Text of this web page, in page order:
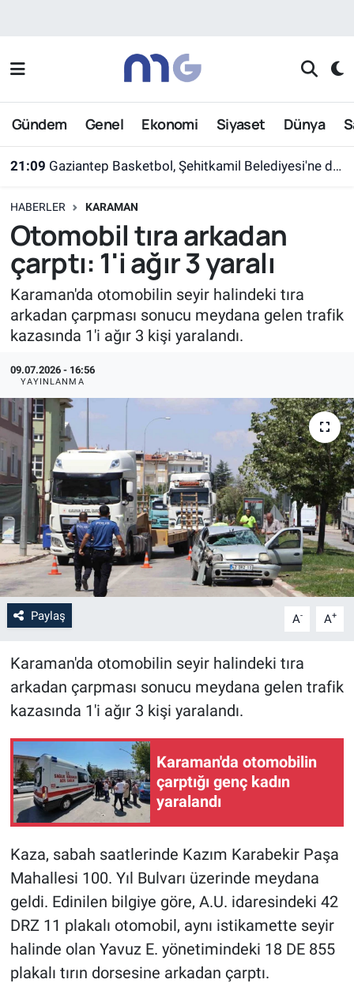
Gündem Genel Ekonomi Siyaset Dünya
21:09 Gaziantep Basketbol, Şehitkamil Belediyesi'ne devredildi
HABERLER KARAMAN
Otomobil tıra arkadan
çarptı: 1'i ağır 3 yaralı
Karaman'da otomobilin seyir halindeki tıra
arkadan çarpması sonucu meydana gelen trafik
kazasında 1'i ağır 3 kişi yaralandı.
09.07.2026 - 16:56
YAYINLANMA
Paylaş A- A+
Karaman'da otomobilin seyir halindeki tıra
arkadan çarpması sonucu meydana gelen trafik
kazasında 1'i ağır 3 kişi yaralandı.
Karaman'da otomobilin
çarptığı genç kadın
yaralandı
Kaza, sabah saatlerinde Kazım Karabekir Paşa
Mahallesi 100. Yıl Bulvarı üzerinde meydana
geldi. Edinilen bilgiye göre, A.U. idaresindeki 42
DRZ 11 plakalı otomobil, aynı istikamette seyir
halinde olan Yavuz E. yönetimindeki 18 DE 855
plakalı tırın dorsesine arkadan çarptı.
Nöbetçi Eczaneler
Hava Durumu
Süper Lig Puan Durumu ve Fikstür
Tüm Manşetler
Son Dakika Haberleri
Haber Arşivi